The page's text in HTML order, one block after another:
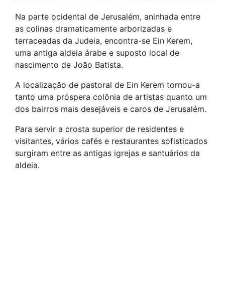
Na parte ocidental de Jerusalém, aninhada entre
as colinas dramaticamente arborizadas e
terraceadas da Judeia, encontra-se Ein Kerem,
uma antiga aldeia árabe e suposto local de
nascimento de João Batista.
A localização de pastoral de Ein Kerem tornou-a
tanto uma próspera colônia de artistas quanto um
dos bairros mais desejáveis e caros de Jerusalém.
Para servir a crosta superior de residentes e
visitantes, vários cafés e restaurantes sofisticados
surgiram entre as antigas igrejas e santuários da
aldeia.